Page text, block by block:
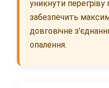
уникнути перегріву
забезпечить
довговічне
опалення.